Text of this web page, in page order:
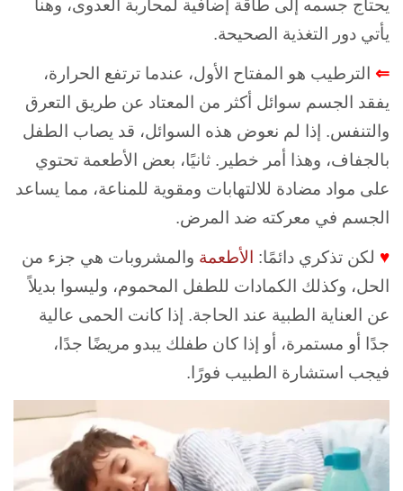
يحتاج جسمه إلى طاقة إضافية لمحاربة العدوى، وهنا
يأتي دور التغذية الصحيحة.
⇐ الترطيب هو المفتاح الأول، عندما ترتفع الحرارة،
يفقد الجسم سوائل أكثر من المعتاد عن طريق التعرق
والتنفس. إذا لم نعوض هذه السوائل، قد يصاب الطفل
بالجفاف، وهذا أمر خطير. ثانيًا، بعض الأطعمة تحتوي
على مواد مضادة للالتهابات ومقوية للمناعة، مما يساعد
الجسم في معركته ضد المرض.
♥ لكن تذكري دائمًا: الأطعمة والمشروبات هي جزء من
الحل، وكذلك الكمادات للطفل المحموم، وليسوا بديلاً
عن العناية الطبية عند الحاجة. إذا كانت الحمى عالية
جدًا أو مستمرة، أو إذا كان طفلك يبدو مريضًا جدًا،
فيجب استشارة الطبيب فورًا.